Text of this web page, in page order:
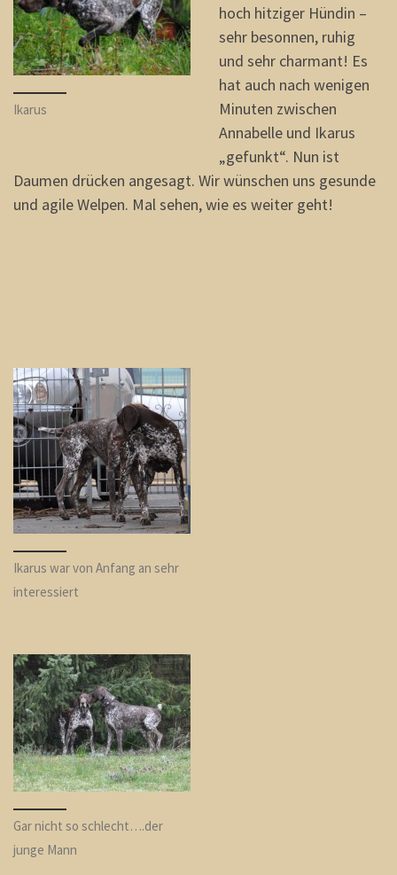
Ikarus
hoch hitziger Hündin –
sehr besonnen, ruhig
und sehr charmant! Es
hat auch nach wenigen
Minuten zwischen
Annabelle und Ikarus
„gefunkt“. Nun ist
Daumen drücken angesagt. Wir wünschen uns gesunde
und agile Welpen. Mal sehen, wie es weiter geht!
Ikarus war von Anfang an sehr
interessiert
Gar nicht so schlecht….der
junge Mann